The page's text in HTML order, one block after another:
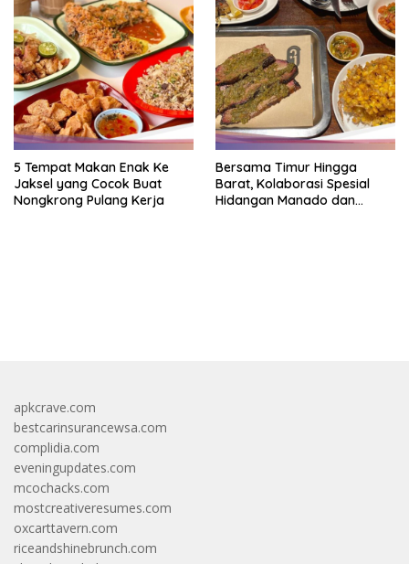
5 Tempat Makan Enak Ke
Jaksel yang Cocok Buat
Nongkrong Pulang Kerja
Bersama Timur Hingga
Barat, Kolaborasi Spesial
Hidangan Manado dan
apkcrave.com
bestcarinsurancewsa.com
complidia.com
eveningupdates.com
mcochacks.com
mostcreativeresumes.com
oxcarttavern.com
riceandshinebrunch.com